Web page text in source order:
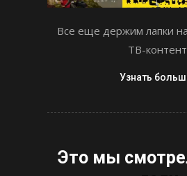
Все еще держим лапки
ТВ-
Узнать
Это мы